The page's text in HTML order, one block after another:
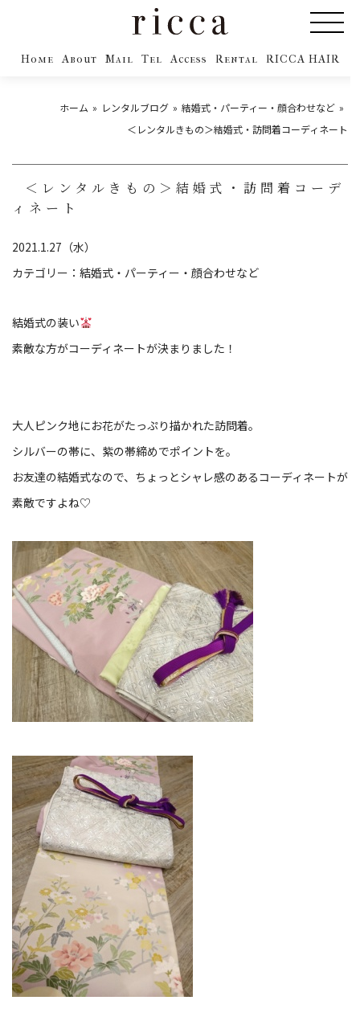
Home About Mail Tel Access Rental RICCA HAIR
ホーム レンタルブログ
結婚式・パーティー・顔合わせなど
＜レンタルきもの＞結婚式・訪問着コーディネート
＜レンタルきもの＞結婚式・訪問着コーデ
ィネート
2021.1.27（水）
カテゴリー： 結婚式・パーティー・顔合わせなど
結婚式の装い
素敵な方がコーディネートが決まりました！
大人ピンク地にお花がたっぷり描かれた訪問着。
シルバーの帯に、紫の帯締めでポイントを。
お友達の結婚式なので、ちょっとシャレ感のあるコーディネートが
素敵ですよね♡